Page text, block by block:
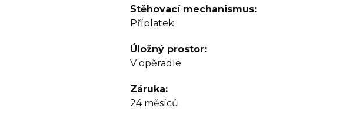
Stěhovací mechanismus
Příplatek
Úložný prostor
V opěradle
Záruka
24 měsíců